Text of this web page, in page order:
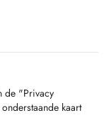
de "Privacy
kaart